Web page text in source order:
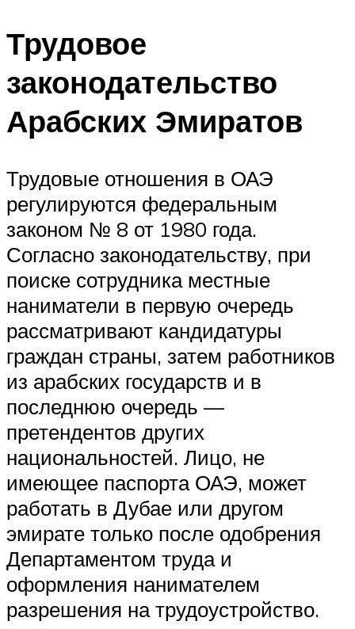
Трудовое
законодательство
Арабских Эмиратов
Трудовые отношения в ОАЭ
регулируются федеральным
законом № 8 от 1980 года.
Согласно законодательству, при
поиске сотрудника местные
наниматели в первую очередь
рассматривают кандидатуры
граждан страны, затем работников
из арабских государств и в
последнюю очередь —
претендентов других
национальностей. Лицо, не
имеющее паспорта ОАЭ, может
работать в Дубае или другом
эмирате только после одобрения
Департаментом труда и
оформления нанимателем
разрешения на трудоустройство.